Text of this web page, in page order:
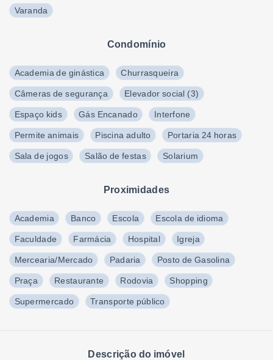
Varanda
Condomínio
Academia de ginástica Churrasqueira
Câmeras de segurança Elevador social (3)
Espaço kids Gás Encanado Interfone
Permite animais Piscina adulto Portaria 24 horas
Sala de jogos Salão de festas Solarium
Proximidades
Academia Banco Escola Escola de idioma
Faculdade Farmácia Hospital Igreja
Mercearia/Mercado Padaria Posto de Gasolina
Praça Restaurante Rodovia Shopping
Supermercado Transporte público
Descrição do imóvel